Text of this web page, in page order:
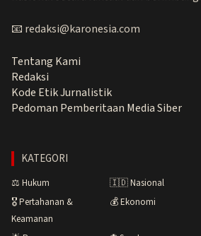
📧 redaksi@karonesia.com
Tentang Kami
Redaksi
Kode Etik Jurnalistik
Pedoman Pemberitaan Media Siber
KATEGORI
⚖️ Hukum 🇮🇩 Nasional
🎖️ Pertahanan &
Keamanan
💰 Ekonomi